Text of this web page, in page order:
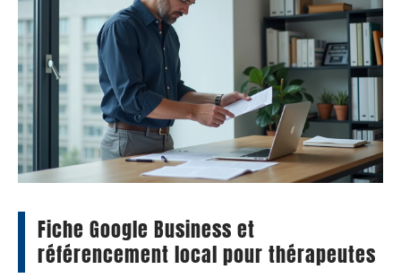
Fiche Google Business et
référencement local pour thérapeutes